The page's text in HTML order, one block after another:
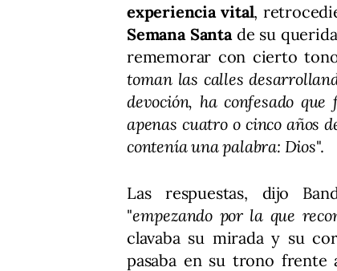
experiencia vital,
Semana Santa de su
rememorar con cierto
toman las calles
devoción, ha confesado
apenas cuatro o cinco años
contenía una palabra: Dios".
Las respuestas, dijo
"empezando por la que
clavaba su mirada y su
pasaba en su trono frente